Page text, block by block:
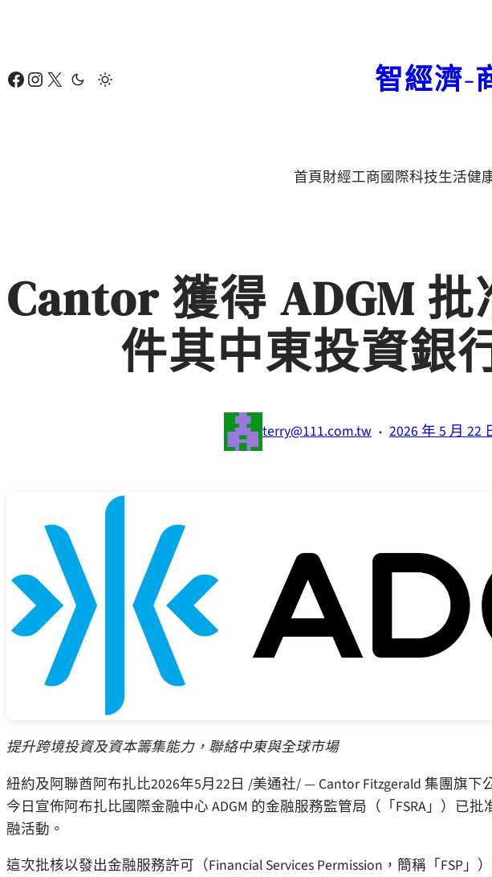
要
Facebook Instagram X 智經濟-
首頁財經工商國際科技生活健
Cantor 獲得 ADGM
件其中東投資銀
terry@111.com.tw · 2026 年 5 月 22
提升跨境投資及資本籌集能力，聯絡中東與全球市場
紐約及阿聯酋阿布扎比2026年5月22日 /美通社/ — Cantor Fitzgerald 集團旗下
今日宣佈阿布扎比國際金融中心 ADGM 的金融服務監管局（「FSRA」）已
融活動。
這次批核以發出金融服務許可（Financial Services Permission，簡稱「FSP」